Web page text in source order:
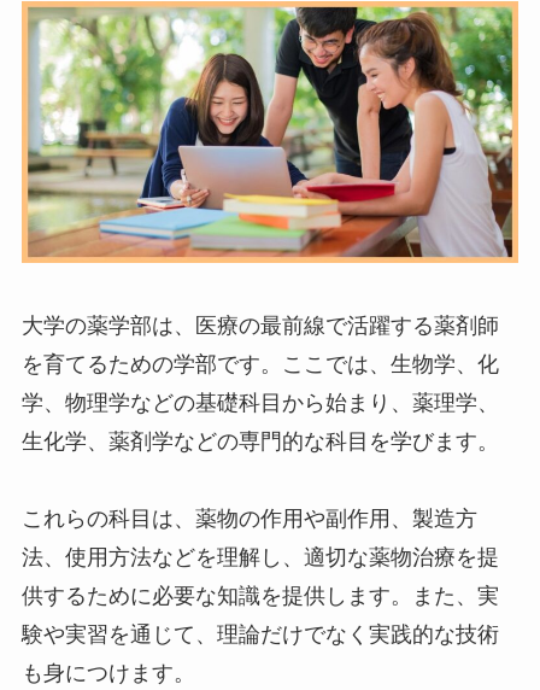
大学の薬学部は、医療の最前線で活躍する薬剤師
を育てるための学部です。ここでは、生物学、化
学、物理学などの基礎科目から始まり、薬理学、
生化学、薬剤学などの専門的な科目を学びます。
これらの科目は、薬物の作用や副作用、製造方
法、使用方法などを理解し、適切な薬物治療を提
供するために必要な知識を提供します。また、実
験や実習を通じて、理論だけでなく実践的な技術
も身につけます。